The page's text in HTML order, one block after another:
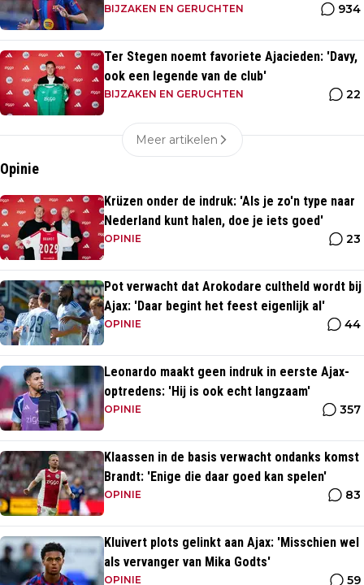
tekenen bij Ajax'
BIJZAKEN EN GERUCHTEN 934
Ter Stegen noemt favoriete Ajacieden: 'Davy,
ook een legende van de club'
BIJZAKEN EN GERUCHTEN 22
Meer artikelen
Opinie
Krüzen onder de indruk: 'Als je zo'n type naar
Nederland kunt halen, doe je iets goed'
OPINIE 23
Pot verwacht dat Arokodare cultheld wordt bij
Ajax: 'Daar begint het feest eigenlijk al'
OPINIE 44
Leonardo maakt geen indruk in eerste Ajax-
optredens: 'Hij is ook echt langzaam'
OPINIE 357
Klaassen in de basis verwacht ondanks komst
Brandt: 'Enige die daar goed kan spelen'
OPINIE 83
Kluivert plots gelinkt aan Ajax: 'Misschien wel
als vervanger van Mika Godts'
OPINIE 59